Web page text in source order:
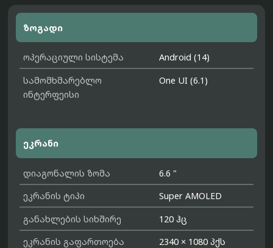
ზოგადი
ოპერაციული სისტემა
Android (14)
სამომხმარებლო
ინტერფეისი
One UI (6.1)
ეკრანი
დიაგონალის ზომა
6.6 "
ეკრანის ტიპი
Super AMOLED
განახლების სიხშირე
120 ჰც
ეკრანის გაფართოება
2340 × 1080 პქს